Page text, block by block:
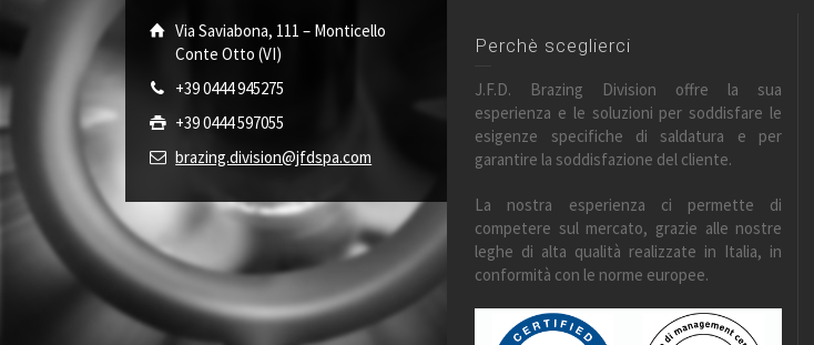
Via Saviabona, 111 – Monticello
Conte Otto (VI)
+39 0444 945275
+39 0444 597055
brazing.division@jfdspa.com
Perchè sceglierci
J.F.D. Brazing Division offre la sua
esperienza e le soluzioni per soddisfare le
esigenze specifiche di saldatura e per
garantire la soddisfazione del cliente.
La nostra esperienza ci permette di
competere sul mercato, grazie alle nostre
leghe di alta qualità realizzate in Italia, in
conformità con le norme europee.